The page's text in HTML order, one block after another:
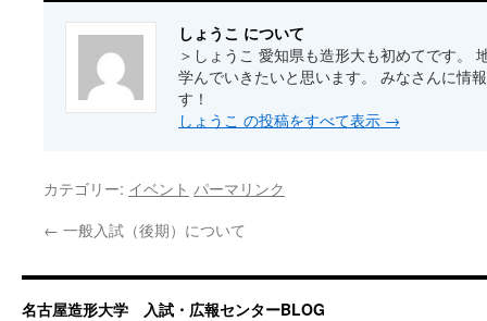
しょうこ について
＞しょうこ 愛知県も造形大も初めてです。
学んでいきたいと思います。 みなさんに情
す！
しょうこ の投稿をすべて表示 →
カテゴリー: イベント パーマリンク
← 一般入試（後期）について
名古屋造形大学 入試・広報センターBLOG